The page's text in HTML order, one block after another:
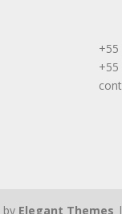
+55
+55
by Elegant Themes